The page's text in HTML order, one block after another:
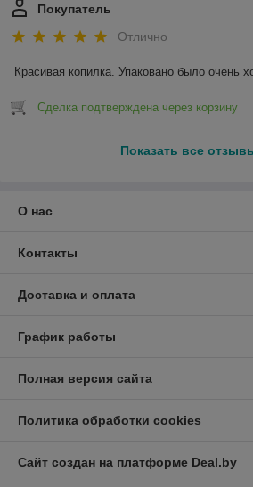
Покупатель
Отлично
Красивая копилка. Упаковано было очень
Сделка подтверждена через корзину
Показать все
О нас
Контакты
Доставка и оплата
График работы
Полная версия сайта
Политика обработки cookies
Сайт создан на платформе Deal.by